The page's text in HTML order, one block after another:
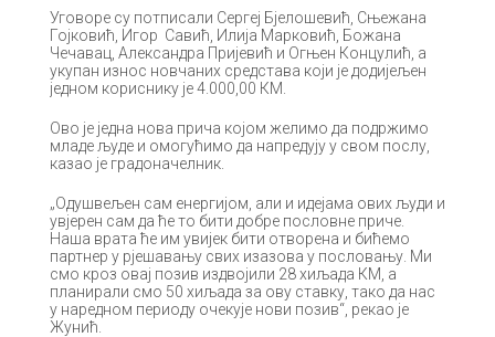
Уговоре су потписали Сергеј Бјелошевић, Сњежана
Гојковић, Игор Савић, Илија Марковић, Божана
Чечавац, Александра Пријевић и Огњен Концулић, а
укупан износ новчаних средстава који је додијељен
једном кориснику је 4.000,00 КМ.
Ово је једна нова прича којом желимо да подржимо
младе људе и омогућимо да напредују у свом послу,
казао је градоначелник.
„Одушвељен сам енергијом, али и идејама ових људи и
увјерен сам да ће то бити добре пословне приче.
Наша врата ће им увијек бити отворена и бићемо
партнер у рјешавању свих изазова у пословању. Ми
смо кроз овај позив издвојили 28 хиљада КМ, а
планирали смо 50 хиљада за ову ставку, тако да нас
у наредном периоду очекује нови позив“, рекао је
Жунић.